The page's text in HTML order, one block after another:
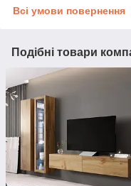
Всі умови повернення
Подібні товари